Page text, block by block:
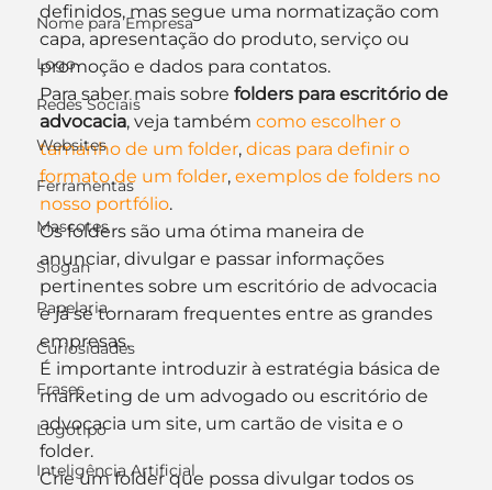
Nome para Empresa
Logo
Redes Sociais
Websites
Ferramentas
Mascotes
Slogan
Papelaria
Curiosidades
Frases
Logotipo
Inteligência Artificial
definidos, mas segue uma normatização com
capa, apresentação do produto, serviço ou
promoção e dados para contatos.
Para saber mais sobre folders para escritório de
advocacia, veja também como escolher o
tamanho de um folder, dicas para definir o
formato de um folder, exemplos de folders no
nosso portfólio.
Os folders são uma ótima maneira de
anunciar, divulgar e passar informações
pertinentes sobre um escritório de advocacia
e já se tornaram frequentes entre as grandes
empresas.
É importante introduzir à estratégia básica de
marketing de um advogado ou escritório de
advocacia um site, um cartão de visita e o
folder.
Crie um folder que possa divulgar todos os